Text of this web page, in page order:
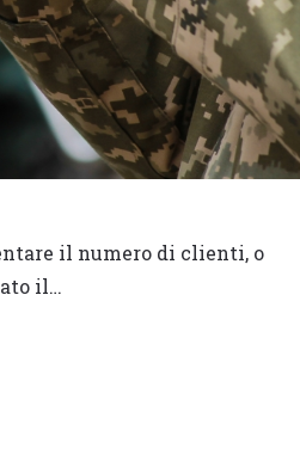
il numero di clienti, o
il…